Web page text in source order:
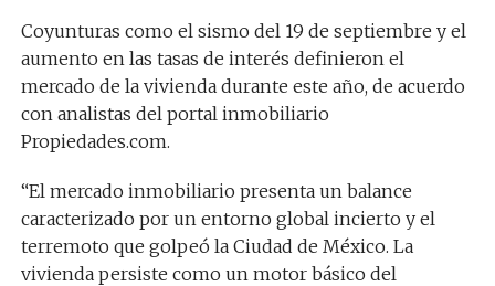
Coyunturas como el sismo del 19 de septiembre y el
aumento en las tasas de interés definieron el
mercado de la vivienda durante este año, de acuerdo
con analistas del portal inmobiliario
Propiedades.com.
“El mercado inmobiliario presenta un balance
caracterizado por un entorno global incierto y el
terremoto que golpeó la Ciudad de México. La
vivienda persiste como un motor básico del